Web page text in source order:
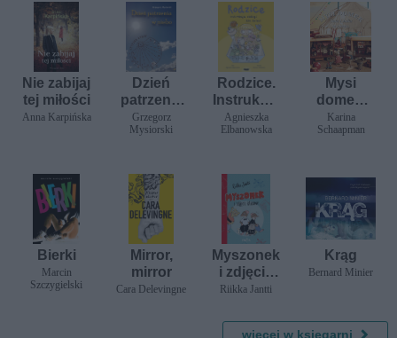
Nie zabijaj
tej miłości
Anna Karpińska
Dzień
patrzenia
w niebo
Grzegorz
Mysiorski
Rodzice.
Instrukcja
obsługi
dla dzieci
Agnieszka
Elbanowska
Mysi
domek.
Sam i
Julia w
Karina
Schaapman
Bierki
Marcin
Szczygielski
Mirror,
mirror
Cara Delevingne
Myszonek
i zdjęcie
klasowe
Riikka Jantti
Krąg
Bernard Minier
więcej w księgarni